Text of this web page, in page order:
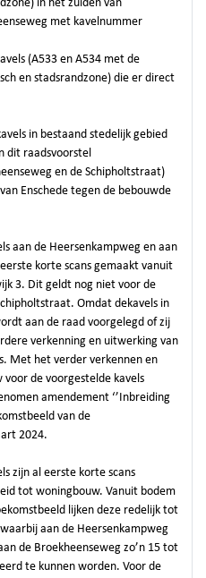
in het zuiden van
met kavelnummer
(A533 en A534 met de
en stadsrandzone) die er direct
in bestaand stedelijk gebied
dit raadsvoorstel
en de Schipholtstraat)
Enschede tegen de bebouwde
aan de Heersenkampweg en aan
korte scans gemaakt vanuit
3. Dit geldt nog niet voor de
Omdat dekavels in
aan de raad voorgelegd of zij
verkenning en uitwerking van
Met het verder verkennen en
de voorgestelde kavels
amendement ‘’Inbreiding
van de
2024.
zijn al eerste korte scans
tot woningbouw. Vanuit bodem
lijken deze redelijk tot
aan de Heersenkampweg
de Broekheenseweg zo’n 15 tot
te kunnen worden. Voor de